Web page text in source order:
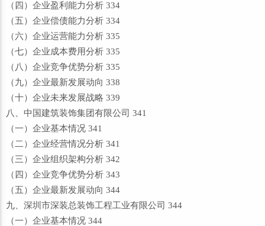
（四）企业盈利能力分析 334
（五）企业偿债能力分析 334
（六）企业运营能力分析 335
（七）企业成本费用分析 335
（八）企业竞争优势分析 335
（九）企业最新发展动向 338
（十）企业未来发展战略 339
八、中国建筑装饰集团有限公司 341
（一）企业基本情况 341
（二）企业经营情况分析 341
（三）企业组织架构分析 342
（四）企业竞争优势分析 343
（五）企业最新发展动向 344
九、深圳市深装总装饰工程工业有限公司 344
（一）企业基本情况 344